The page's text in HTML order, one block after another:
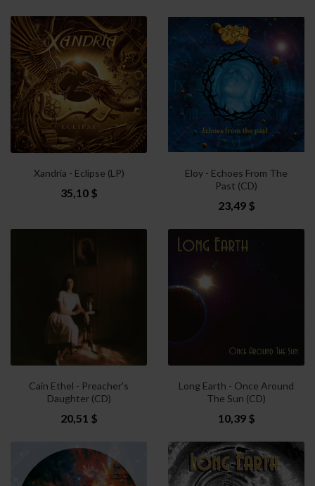
Xandria - Eclipse (LP)
35,10 $
Eloy - Echoes From The
Past (CD)
23,49 $
Cain Ethel - Preacher's
Daughter (CD)
20,51 $
Long Earth - Once Around
The Sun (CD)
10,39 $